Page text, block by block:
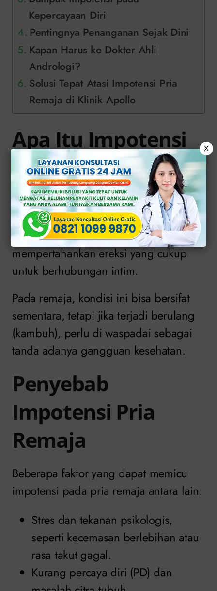
Kepercayaan Diri
Pentingnya Penanganan Sejak Dini
Kapan Harus ke Dokter Ahli
Andrologi?
Solusi Tepat Atasi Impotensi Pria
Remaja di Klinik Apollo
Apa Itu Impotensi
pada Pria Remaja?
Impotensi atau disfungsi ereksi (DE)
adalah kondisi ketika pria mengalami
kesulitan untuk mendapatkan atau
mempertahankan ereksi yang cukup
untuk berhubungan intim.
Pada remaja, kondisi ini bisa bersifat
sementara, tetapi jika terjadi berulang
(kambuh), perlu di waspadai sebagai
tanda adanya gangguan kesehatan.
Penyebab
Impotensi Pria
Remaja
Beberapa faktor yang dapat memicu
impotensi pada pria remaja antara lain:
Stres dan tekanan psikologis,
seperti kecemasan berlebihan atau
rasa takut gagal.
Kurang percaya diri (PD) dan
X